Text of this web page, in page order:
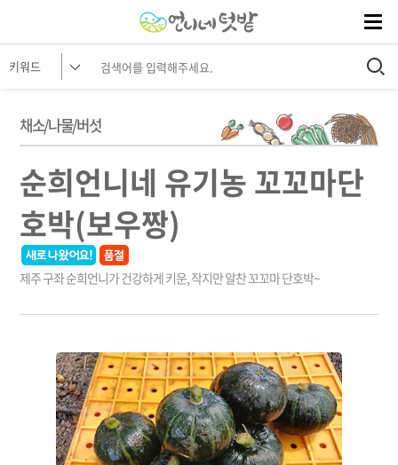
채소/나물/버섯
순희언니네 유기농 꼬꼬마단
호박(보우짱)
제주 구좌 순희언니가 건강하게 키운, 작지만 알찬 꼬꼬마 단호박~